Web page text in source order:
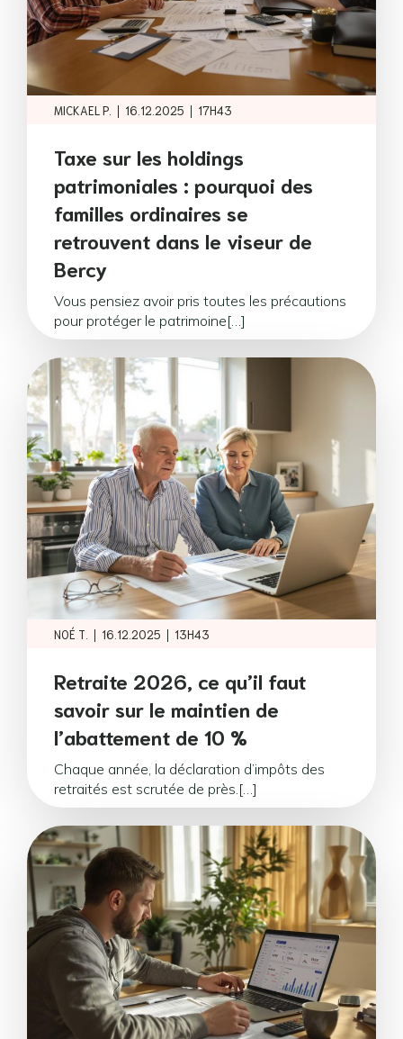
MICKAEL P. | 16.12.2025 | 17H43
Taxe sur les holdings
patrimoniales : pourquoi des
familles ordinaires se
retrouvent dans le viseur de
Bercy
Vous pensiez avoir pris toutes les précautions
pour protéger le patrimoine[…]
NOÉ T. | 16.12.2025 | 13H43
Retraite 2026, ce qu’il faut
savoir sur le maintien de
l’abattement de 10 %
Chaque année, la déclaration d’impôts des
retraités est scrutée de près.[…]